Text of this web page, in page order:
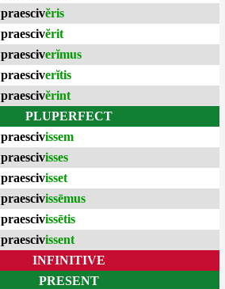
praescivĕris
praescivĕrit
praesciverĭmus
praesciverĭtis
praescivĕrint
PLUPERFECT
praescivissem
praescivisses
praescivisset
praescivissēmus
praescivissētis
praescivissent
INFINITIVE
PRESENT